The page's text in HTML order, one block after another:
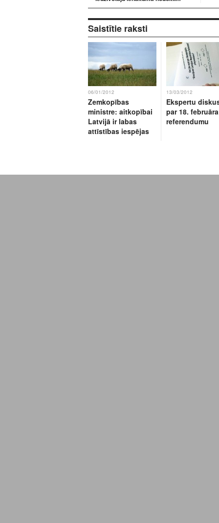
Saistītie raksti
06/01/2012
Zemkopības
ministre: aitkopībai
Latvijā ir labas
attīstības iespējas
13/03/2012
Ekspertu
par 18. februāra
referendumu